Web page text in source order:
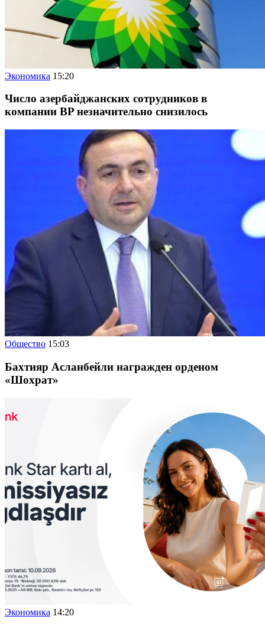
Экономика 15:20
Число азербайджанских сотрудников в
компании BP незначительно снизилось
Общество 15:03
Бахтияр Асланбейли награжден орденом
«Шохрат»
Экономика 14:20